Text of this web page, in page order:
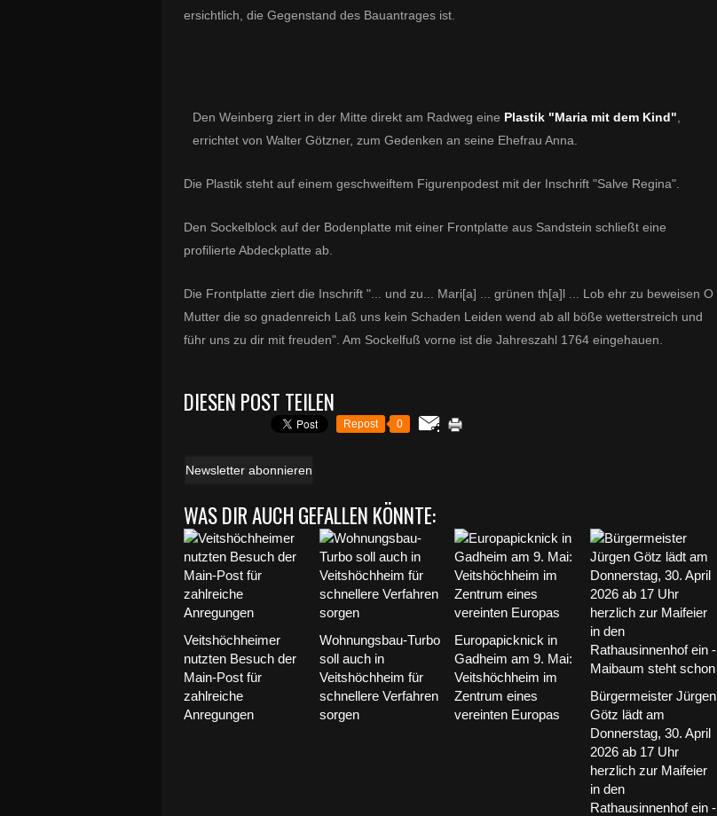
ersichtlich, die Gegenstand des Bauantrages ist.
Den Weinberg ziert in der Mitte direkt am Radweg eine Plastik "Maria mit dem Kind"
errichtet von Walter Götzner, zum Gedenken an seine Ehefrau Anna.
Die Plastik steht auf einem geschweiftem Figurenpodest mit der Inschrift "Salve Regina".
Den Sockelblock auf der Bodenplatte mit einer Frontplatte aus Sandstein schließt eine
profilierte Abdeckplatte ab.
Die Frontplatte ziert die Inschrift "... und zu... Mari[a] ... grünen th[a]l ... Lob ehr zu beweisen O
Mutter die so gnadenreich Laß uns kein Schaden Leiden wend ab all böße wetterstreich und
führ uns zu dir mit freuden". Am Sockelfuß vorne ist die Jahreszahl 1764 eingehauen.
DIESEN POST TEILEN
Repost 0
Newsletter abonnieren
WAS DIR AUCH GEFALLEN KÖNNTE:
Veitshöchheimer
nutzten Besuch der
Main-Post für
zahlreiche
Anregungen
Wohnungsbau-Turbo
soll auch in
Veitshöchheim für
schnellere Verfahren
sorgen
Europapicknick in
Gadheim am 9. Mai:
Veitshöchheim im
Zentrum eines
vereinten Europas
Bürgermeister Jürgen
Götz lädt am
Donnerstag, 30. April
2026 ab 17 Uhr
herzlich zur Maifeier
in den
Rathausinnenhof ein -